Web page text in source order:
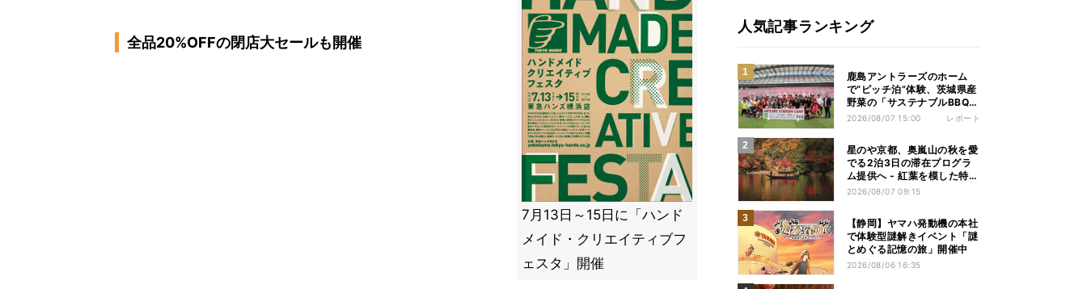
7月13日～15日に「ハンド
メイド・クリエイティブフ
ェスタ」開催
全品20%OFFの閉店大セールも開催
人気記事ランキング
鹿島アントラーズのホーム
で“ピッチ泊”体験、茨城県産
野菜の「サステナブルBBQ」
も楽しむ特別キャンプ
2026/08/07 15:00 レポート
星のや京都、奥嵐山の秋を愛
でる2泊3日の滞在プログラ
ム提供へ - 紅葉を模した特別
料理、舟遊び、オオモミジの
2026/08/07 09:15
【静岡】ヤマハ発動機の本社
で体験型謎解きイベント「謎
とめぐる記憶の旅」開催中
2026/08/06 16:35